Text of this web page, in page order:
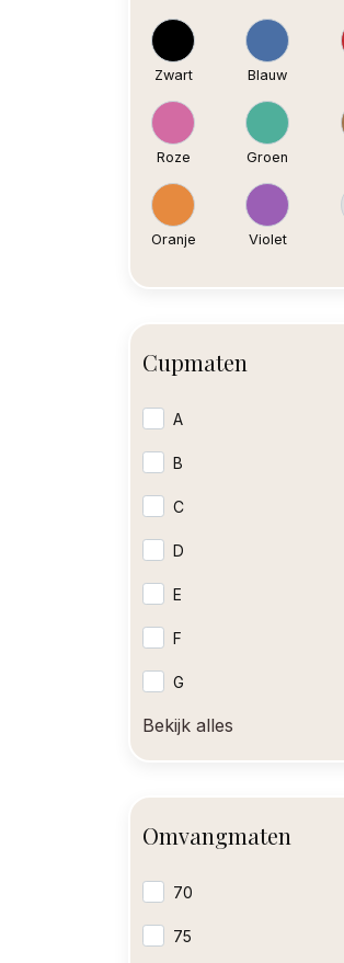
Zwart Blauw
Roze Groen
Oranje Violet
Cupmaten
A
B
C
D
E
F
G
Bekijk alles
Omvangmaten
70
75